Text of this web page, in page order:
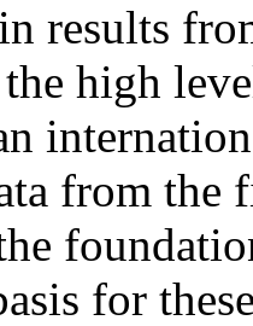
results
high
from the
for